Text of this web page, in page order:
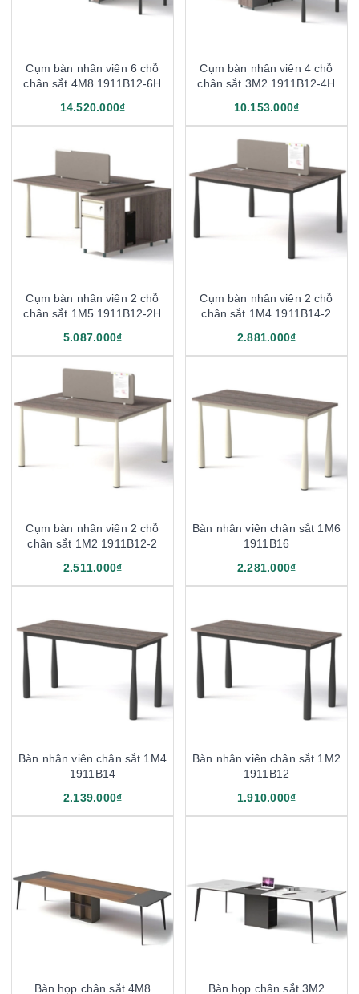
Cụm bàn nhân viên 6 chỗ
chân sắt 4M8 1911B12-6H
14.520.000₫
Cụm bàn nhân viên 4 chỗ
chân sắt 3M2 1911B12-4H
10.153.000₫
Cụm bàn nhân viên 2 chỗ
chân sắt 1M5 1911B12-2H
5.087.000₫
Cụm bàn nhân viên 2 chỗ
chân sắt 1M4 1911B14-2
2.881.000₫
Cụm bàn nhân viên 2 chỗ
chân sắt 1M2 1911B12-2
2.511.000₫
Bàn nhân viên chân sắt 1M6
1911B16
2.281.000₫
Bàn nhân viên chân sắt 1M4
1911B14
2.139.000₫
Bàn nhân viên chân sắt 1M2
1911B12
1.910.000₫
Bàn họp chân sắt 4M8
Bàn họp chân sắt 3M2